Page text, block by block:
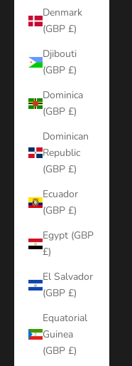
Denmark
(GBP £)
Djibouti
(GBP £)
Dominica
(GBP £)
Dominican
Republic
(GBP £)
Ecuador
(GBP £)
Egypt (GBP
£)
El Salvador
(GBP £)
Equatorial
Guinea
(GBP £)